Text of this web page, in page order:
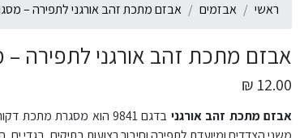
ראשי אבזמים אבזם מתכת זהב אורגני לתפירה –
אבזם מתכת זהב אורגני לתפירה –
12.00 ₪
אבזם מתכת זהב אורגני
בדגם 9841 הוא מסגרת